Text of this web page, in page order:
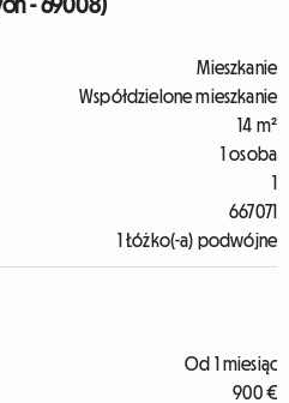
- 69008)
Mieszkanie
Współdzielone mieszkanie
14 m²
1 osoba
1
667071
1 Łóżko(-a) podwójne
Od 1 miesiąc
900 €